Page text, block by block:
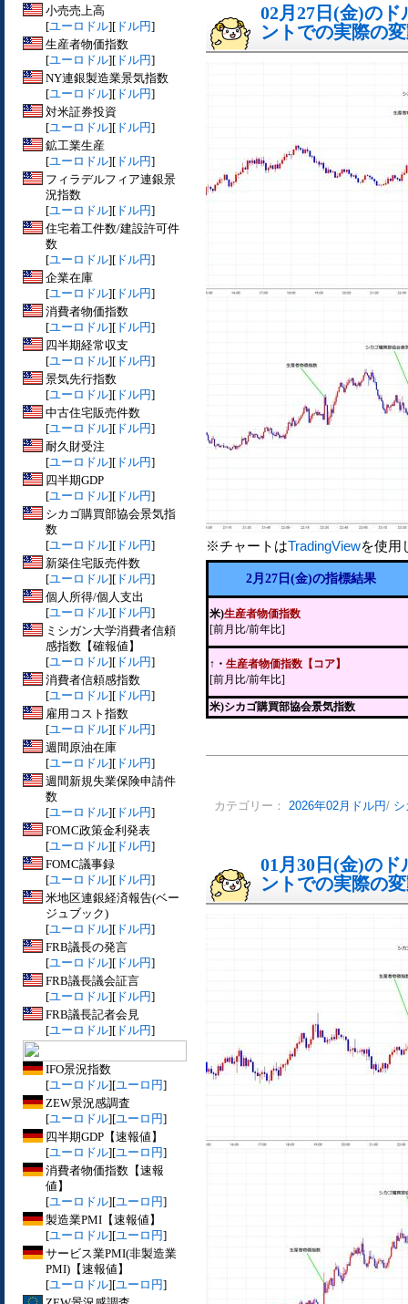
小売売上高
[ユーロドル][ ドル円]
生産者物価指数
[ユーロドル][ ドル円]
NY連銀製造業景気指数
[ユーロドル][ ドル円]
対米証券投資
[ユーロドル][ ドル円]
鉱工業生産
[ユーロドル][ ドル円]
フィラデルフィア連銀景
況指数
[ユーロドル][ ドル円]
住宅着工件数/建設許可件
数
[ユーロドル][ ドル円]
企業在庫
[ユーロドル][ ドル円]
消費者物価指数
[ユーロドル][ ドル円]
四半期経常収支
[ユーロドル][ ドル円]
景気先行指数
[ユーロドル][ ドル円]
中古住宅販売件数
[ユーロドル][ ドル円]
耐久財受注
[ユーロドル][ ドル円]
四半期GDP
[ユーロドル][ ドル円]
シカゴ購買部協会景気指
数
[ユーロドル][ ドル円]
新築住宅販売件数
[ユーロドル][ ドル円]
個人所得/個人支出
[ユーロドル][ ドル円]
ミシガン大学消費者信頼
感指数【確報値】
[ユーロドル][ ドル円]
消費者信頼感指数
[ユーロドル][ ドル円]
雇用コスト指数
[ユーロドル][ ドル円]
週間原油在庫
[ユーロドル][ ドル円]
週間新規失業保険申請件
数
[ユーロドル][ ドル円]
FOMC政策金利発表
[ユーロドル][ ドル円]
FOMC議事録
[ユーロドル][ ドル円]
米地区連銀経済報告(ベー
ジュブック)
[ユーロドル][ ドル円]
FRB議長の発言
[ユーロドル][ ドル円]
FRB議長議会証言
[ユーロドル][ ドル円]
FRB議長記者会見
[ユーロドル][ ドル円]
IFO景況指数
[ユーロドル][ユーロ円]
ZEW景況感調査
[ユーロドル][ユーロ円]
四半期GDP【速報値】
[ユーロドル][ユーロ円]
消費者物価指数【速報
値】
[ユーロドル][ユーロ円]
製造業PMI【速報値】
[ユーロドル][ユーロ円]
サービス業PMI(非製造業
PMI)【速報値】
[ユーロドル][ユーロ円]
02月27日(金)の
ントでの実際の
※チャートはTradingViewを使用
2月27日(金)の指標結果
米)生産者物価指数
[前月比/前年比]
↑・ 生産者物価指数【コア】
[前月比/前年比]
米)シカゴ購買部協会景気指数
カテゴリー： 2026年02月ドル円/
01月30日(金)の
ントでの実際の